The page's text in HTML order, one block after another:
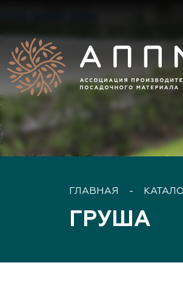
ГЛАВНАЯ -
ГРУША